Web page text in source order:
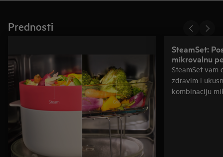
Prednosti
SteamSet:
mikrovalnu
SteamSet vam
zdravim i
kombinaciju